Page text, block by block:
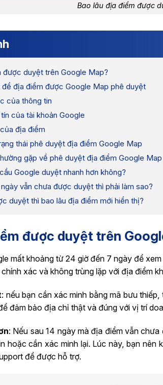
Bao lâu địa điểm được
được duyệt trên Google Map?
để địa điểm được Google Map phê duyệt
của thông tin
của tài khoản Google
địa điểm
thái phê duyệt địa điểm Google Map
gặp về phê duyệt địa điểm Google Map
Google duyệt nhanh hơn không?
ngày vẫn chưa được duyệt thì phải làm sao?
duyệt thì bao lâu địa điểm mới hiển thị?
được duyệt trên
mất khoảng từ 24 giờ đến 7 ngày để
xác và không trùng lặp với địa điểm
: nếu bạn cần xác minh bằng mã bưu
đảm bảo địa chỉ thật và đúng với vị trí
: Nếu sau 14 ngày mà địa điểm vẫn
hoặc cần xác minh lại. Lúc này, bạn nên
để được hỗ trợ.